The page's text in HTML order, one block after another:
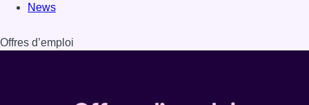
News
Offres d’emploi